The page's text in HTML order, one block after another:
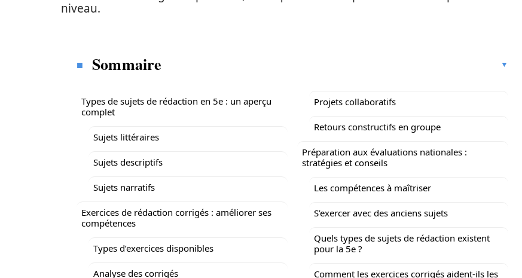
niveau.
Sommaire
Types de sujets de rédaction en 5e : un aperçu
complet
Sujets littéraires
Sujets descriptifs
Sujets narratifs
Exercices de rédaction corrigés : améliorer ses
compétences
Types d’exercices disponibles
Analyse des corrigés
Projets collaboratifs
Retours constructifs en groupe
Préparation aux évaluations nationales :
stratégies et conseils
Les compétences à maîtriser
S’exercer avec des anciens sujets
Quels types de sujets de rédaction existent
pour la 5e ?
Comment les exercices corrigés aident-ils les